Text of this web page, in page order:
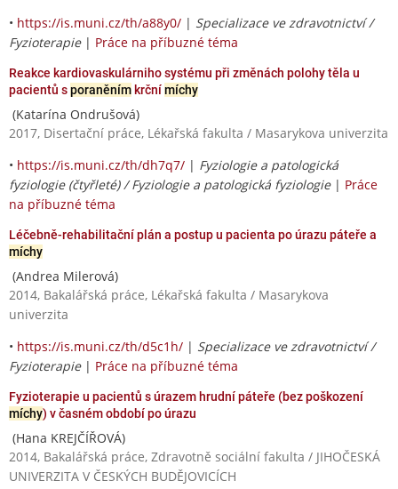
• https://is.muni.cz/th/a88y0/ | Specializace ve zdravotnictví /
Fyzioterapie| Práce na příbuzné téma
Reakce kardiovaskulárniho systému při změnách polohy těla u
pacientů sporaněním krčnímíchy
(Katarína Ondrušová)
2017, Disertační práce, Lékařská fakulta / Masarykova univerzita
• https://is.muni.cz/th/dh7q7/ | Fyziologie a patologická
fyziologie (čtyřleté) / Fyziologie a patologická fyziologie| Práce
na příbuzné téma
Léčebně-rehabilitační plán a postup u pacienta po úrazu páteře a
míchy
(Andrea Milerová)
2014, Bakalářská práce, Lékařská fakulta / Masarykova
univerzita
• https://is.muni.cz/th/d5c1h/ | Specializace ve zdravotnictví /
Fyzioterapie| Práce na příbuzné téma
Fyzioterapie u pacientů s úrazem hrudní páteře (bez poškození
míchy) v časném období po úrazu
(Hana KREJČÍŘOVÁ)
2014, Bakalářská práce, Zdravotně sociální fakulta / JIHOČESKÁ
UNIVERZITA V ČESKÝCH BUDĚJOVICÍCH